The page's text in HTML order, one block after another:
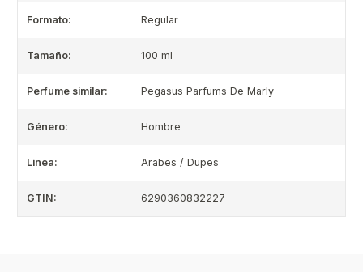
Formato: Regular
Tamaño: 100 ml
Perfume similar: Pegasus Parfums De Marly
Género: Hombre
Linea: Arabes / Dupes
GTIN: 6290360832227